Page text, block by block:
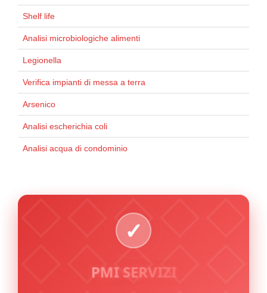
Shelf life
Analisi microbiologiche alimenti
Legionella
Verifica impianti di messa a terra
Arsenico
Analisi escherichia coli
Analisi acqua di condominio
PMI SERVIZI